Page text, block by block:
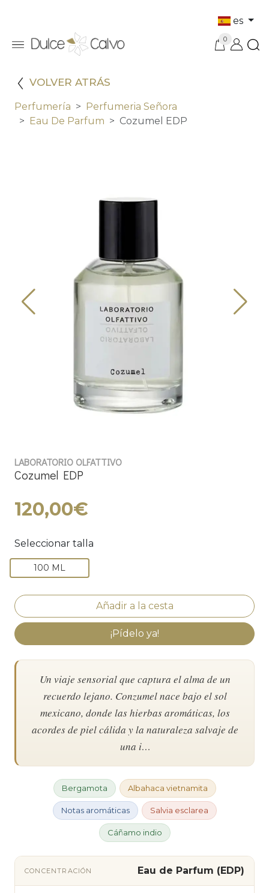
es
0
VOLVER ATRÁS
Perfumería
Perfumeria Señora
Eau De Parfum
Cozumel EDP
LABORATORIO OLFATTIVO
Cozumel EDP
120,00€
Seleccionar talla
100 ML
¡Pídelo ya!
Un viaje sensorial que captura el alma de un
recuerdo lejano. Conzumel nace bajo el sol
mexicano, donde las hierbas aromáticas, los
acordes de piel cálida y la naturaleza salvaje de
una i…
Bergamota Albahaca vietnamita
Notas aromáticas Salvia esclarea
Cáñamo indio
CONCENTRACIÓN Eau de Parfum (EDP)